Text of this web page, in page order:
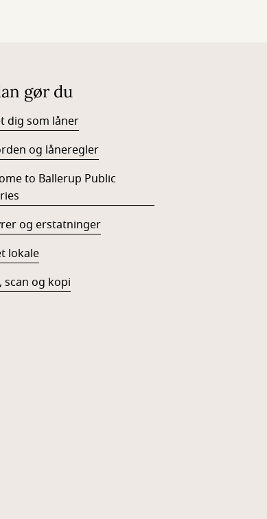
gør du
dig som låner
og låneregler
to Ballerup Public
og erstatninger
lokale
scan og kopi